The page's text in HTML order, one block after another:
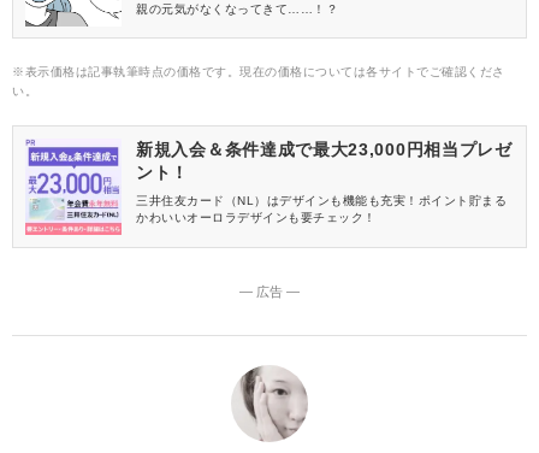
親の元気がなくなってきて……！？
※表示価格は記事執筆時点の価格です。現在の価格については各サイトでご確認くださ
い。
新規入会＆条件達成で最大23,000円相当プレゼ
ント！
三井住友カード（NL）はデザインも機能も充実！ポイント貯まる
かわいいオーロラデザインも要チェック！
― 広告 ―